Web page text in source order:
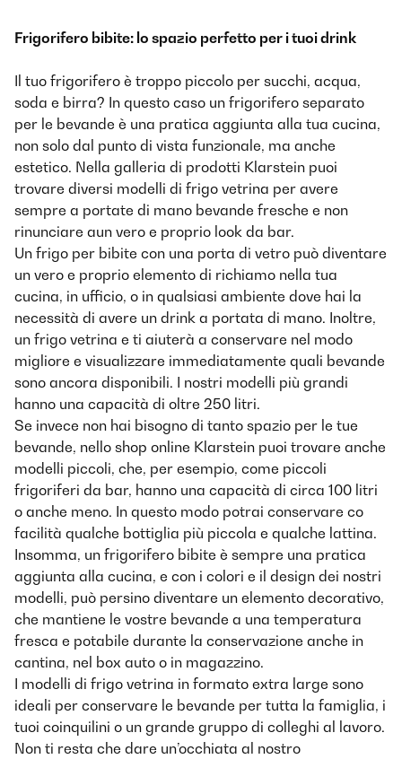
Frigorifero bibite: lo spazio perfetto per i tuoi drink
Il tuo frigorifero è troppo piccolo per succhi, acqua,
soda e birra? In questo caso un frigorifero separato
per le bevande è una pratica aggiunta alla tua cucina,
non solo dal punto di vista funzionale, ma anche
estetico. Nella galleria di prodotti Klarstein puoi
trovare diversi modelli di frigo vetrina per avere
sempre a portate di mano bevande fresche e non
rinunciare aun vero e proprio look da bar.
Un frigo per bibite con una porta di vetro può diventare
un vero e proprio elemento di richiamo nella tua
cucina, in ufficio, o in qualsiasi ambiente dove hai la
necessità di avere un drink a portata di mano. Inoltre,
un frigo vetrina e ti aiuterà a conservare nel modo
migliore e visualizzare immediatamente quali bevande
sono ancora disponibili. I nostri modelli più grandi
hanno una capacità di oltre 250 litri.
Se invece non hai bisogno di tanto spazio per le tue
bevande, nello shop online Klarstein puoi trovare anche
modelli piccoli, che, per esempio, come piccoli
frigoriferi da bar, hanno una capacità di circa 100 litri
o anche meno. In questo modo potrai conservare co
facilità qualche bottiglia più piccola e qualche lattina.
Insomma, un frigorifero bibite è sempre una pratica
aggiunta alla cucina, e con i colori e il design dei nostri
modelli, può persino diventare un elemento decorativo,
che mantiene le vostre bevande a una temperatura
fresca e potabile durante la conservazione anche in
cantina, nel box auto o in magazzino.
I modelli di frigo vetrina in formato extra large sono
ideali per conservare le bevande per tutta la famiglia, i
tuoi coinquilini o un grande gruppo di colleghi al lavoro.
Non ti resta che dare un’occhiata al nostro